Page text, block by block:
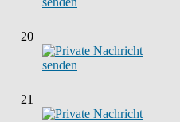
20
21